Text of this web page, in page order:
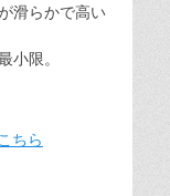
滑らかで高い
小限。
ちら